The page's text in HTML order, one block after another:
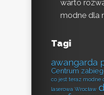
warto
modne dla
Tagi
awangarda
Centrum
co jest teraz modne
laserowa Wrocław